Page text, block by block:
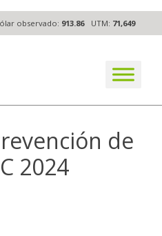
observado: 913.86 UTM: 71,649
de
2024